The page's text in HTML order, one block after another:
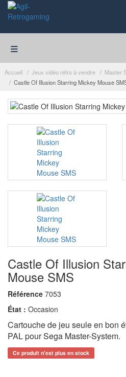
≡
Accueil Jeux vidéo rétro à vendre
Master
Castle Of Illusion Starring Mickey Mouse
Castle Of Illusion
Mouse SMS
Référence 7053
État : Occasion
Cartouche de jeu seule en bon
PAL pour Sega Master-System.
Ce produit n'est plus en stock